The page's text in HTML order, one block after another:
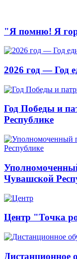
"Я помню! Я
2026 год — Год
Год Победы и
Республике
Чувашской
Центр "Точка
Дистанционное